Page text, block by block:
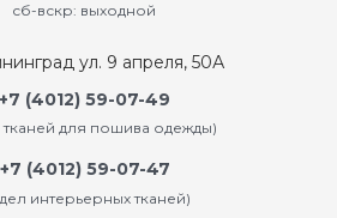
сб-вскр: выходной
ул. 9 апреля, 50А
+7 (4012) 59-07-49
тканей для пошива одежды)
+7 (4012) 59-07-47
интерьерных тканей)